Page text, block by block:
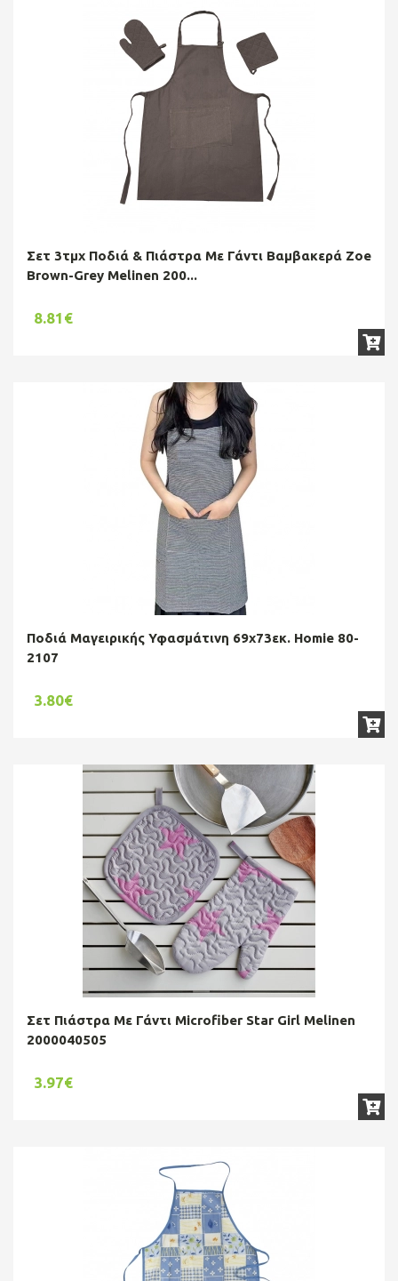
Σετ 3τμχ Ποδιά & Πιάστρα Με Γάντι Βαμβακερά Zoe
Brown-Grey Melinen 200...
8.81€
Ποδιά Μαγειρικής Υφασμάτινη 69x73εκ. Homie 80-
2107
3.80€
Σετ Πιάστρα Με Γάντι Microfiber Star Girl Melinen
2000040505
3.97€